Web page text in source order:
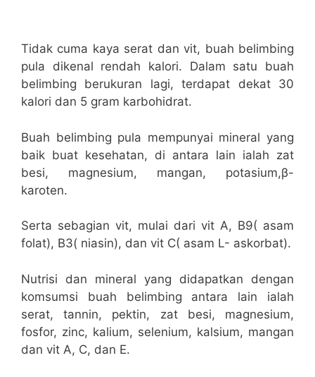
Tidak cuma kaya serat dan vit, buah belimbing
pula dikenal rendah kalori. Dalam satu buah
belimbing berukuran lagi, terdapat dekat 30
kalori dan 5 gram karbohidrat.
Buah belimbing pula mempunyai mineral yang
baik buat kesehatan, di antara lain ialah zat
besi, magnesium, mangan, potasium,β-
karoten.
Serta sebagian vit, mulai dari vit A, B9( asam
folat), B3( niasin), dan vit C( asam L- askorbat).
Nutrisi dan mineral yang didapatkan dengan
komsumsi buah belimbing antara lain ialah
serat, tannin, pektin, zat besi, magnesium,
fosfor, zinc, kalium, selenium, kalsium, mangan
dan vit A, C, dan E.